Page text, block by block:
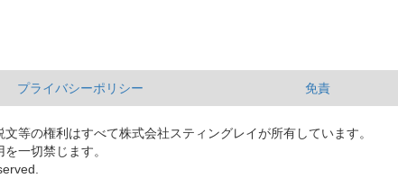
プライバシーポリシー 免責
等の権利はすべて株式会社スティングレイが所有しています。
一切禁じます。